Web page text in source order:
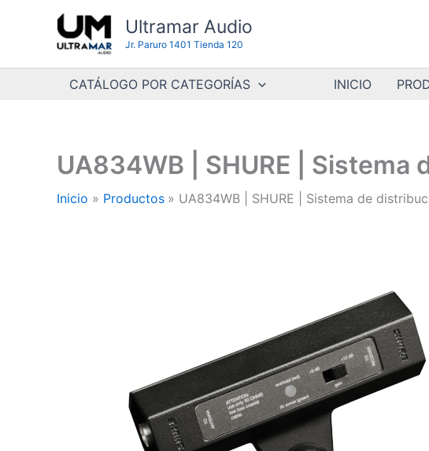
contenido
Ultramar Audio
Jr. Paruro 1401 Tienda 120
CATÁLOGO POR CATEGORÍAS INICIO
UA834WB | SHURE |
Inicio Productos UA834WB | SHURE | Sistema de